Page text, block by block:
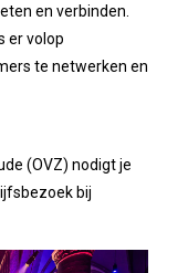
en verbinden.
er volop
te netwerken en
(OVZ) nodigt je
bij